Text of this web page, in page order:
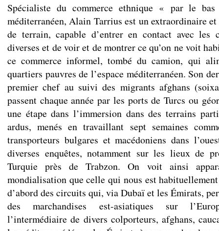
Spécialiste du commerce ethnique « par le
méditerranéen, Alain Tarrius est un extraordinaire
de terrain, capable d’entrer en contact avec les
diverses et de voir et de montrer ce qu’on ne voit
ce commerce informel, tombé du camion, qui
quartiers pauvres de l’espace méditerranéen. Son
premier chef au suivi des migrants afghans
passent chaque année par les ports de Turcs ou
une étape dans l’immersion dans des terrains
ardus, menés en travaillant sept semaines
transporteurs bulgares et macédoniens dans
diverses enquêtes, notamment sur les lieux de
Turquie près de Trabzon. On voit ainsi
mondialisation que celle qui nous est
d’abord des circuits qui, via Dubaï et les Émirats,
des marchandises est-asiatiques sur
l’intermédiaire de divers colporteurs, afghans,